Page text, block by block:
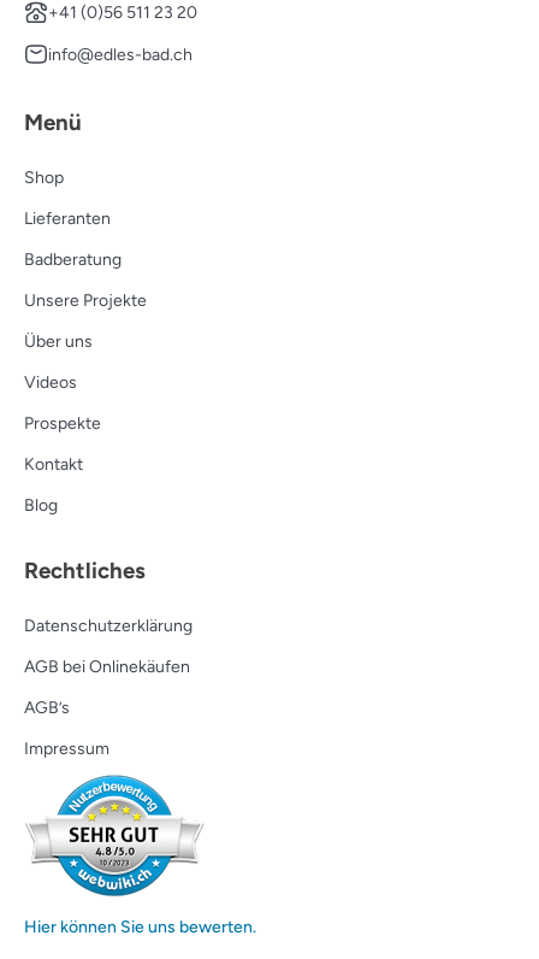
+41 (0)56 511 23 20
info@edles-bad.ch
Menü
Shop
Lieferanten
Badberatung
Unsere Projekte
Über uns
Videos
Prospekte
Kontakt
Blog
Rechtliches
Datenschutzerklärung
AGB bei Onlinekäufen
AGB’s
Impressum
Hier können Sie uns bewerten.